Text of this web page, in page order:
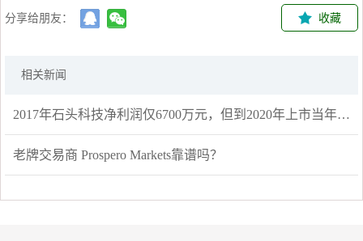
分享给朋友： 收藏
相关新闻
2017年石头科技净利润仅6700万元，但到2020年上市当年增长到13.69亿元，三年增长近20倍，公司也在2020年2月顺利上市。但到了2021年公司业绩开始停滞，录得14.02亿元，仅增2.41%。2022年一季报依然个位数增长，直至2022年中报出现下滑。
老牌交易商 Prospero Markets靠谱吗？